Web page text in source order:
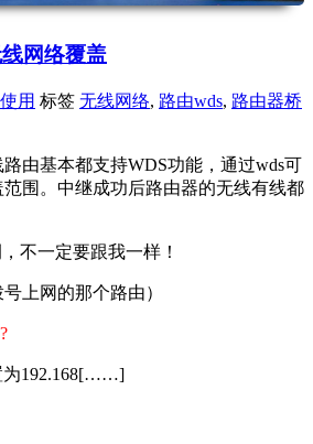
网络覆盖
用 标签 无线网络, 路由wds, 路由器桥
由基本都支持WDS功能，通过wds可
围。中继成功后路由器的无线有线都
不一定要跟我一样！
上网的那个路由）
为192.168[……]